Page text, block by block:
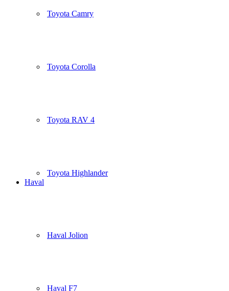
Toyota Camry
Toyota Corolla
Toyota RAV 4
Toyota Highlander
Haval
Haval Jolion
Haval F7